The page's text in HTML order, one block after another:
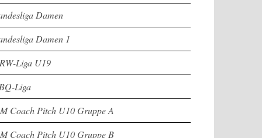
Damen
Damen 1
Liga U19
Liga
Coach Pitch U10 Gruppe A
Coach Pitch U10 Gruppe B